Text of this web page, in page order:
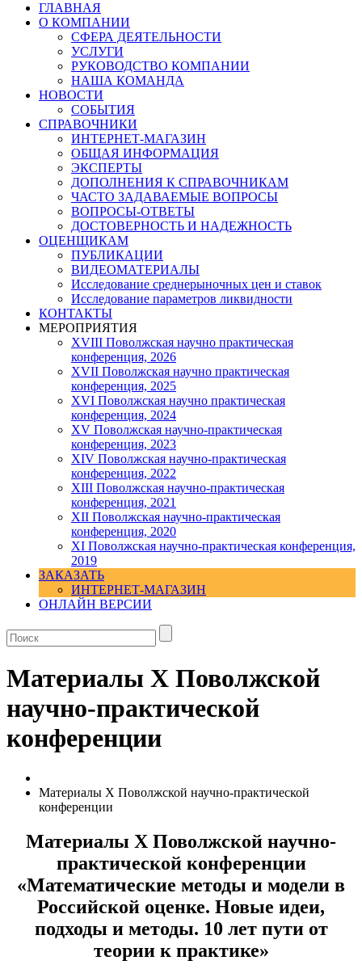
ГЛАВНАЯ
О КОМПАНИИ
СФЕРА ДЕЯТЕЛЬНОСТИ
УСЛУГИ
РУКОВОДСТВО КОМПАНИИ
НАША КОМАНДА
НОВОСТИ
СОБЫТИЯ
СПРАВОЧНИКИ
ИНТЕРНЕТ-МАГАЗИН
ОБЩАЯ ИНФОРМАЦИЯ
ЭКСПЕРТЫ
ДОПОЛНЕНИЯ К СПРАВОЧНИКАМ
ЧАСТО ЗАДАВАЕМЫЕ ВОПРОСЫ
ВОПРОСЫ-ОТВЕТЫ
ДОСТОВЕРНОСТЬ И НАДЕЖНОСТЬ
ОЦЕНЩИКАМ
ПУБЛИКАЦИИ
ВИДЕОМАТЕРИАЛЫ
Исследование среднерыночных цен и ставок
Исследование параметров ликвидности
КОНТАКТЫ
МЕРОПРИЯТИЯ
XVIII Поволжская научно практическая
конференция, 2026
XVII Поволжская научно практическая
конференция, 2025
XVI Поволжская научно практическая
конференция, 2024
ХV Поволжская научно-практическая
конференция, 2023
ХIV Поволжская научно-практическая
конференция, 2022
ХIII Поволжская научно-практическая
конференция, 2021
ХII Поволжская научно-практическая
конференция, 2020
XI Поволжская научно-практическая конференция,
2019
ЗАКАЗАТЬ
ИНТЕРНЕТ-МАГАЗИН
ОНЛАЙН ВЕРСИИ
Материалы Х Поволжской
научно-практической
конференции
Материалы Х Поволжской научно-практической
конференции
Материалы Х Поволжской научно-
практической конференции
«Математические методы и модели в
Российской оценке. Новые идеи,
подходы и методы. 10 лет пути от
теории к практике»